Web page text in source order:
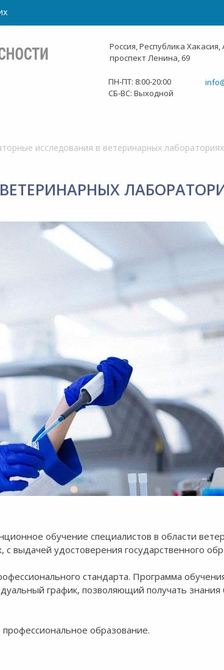
Россия, Республика Хакасия,
проспект Ленина, 69
ПН-ПТ: 8:00-20:00
СБ-ВС: Выходной
исследования в ветеринарных
обучение специалистов в области
выдачей удостоверения государственного
стандарта. Программа
график, позволяющий получать знания
образование.